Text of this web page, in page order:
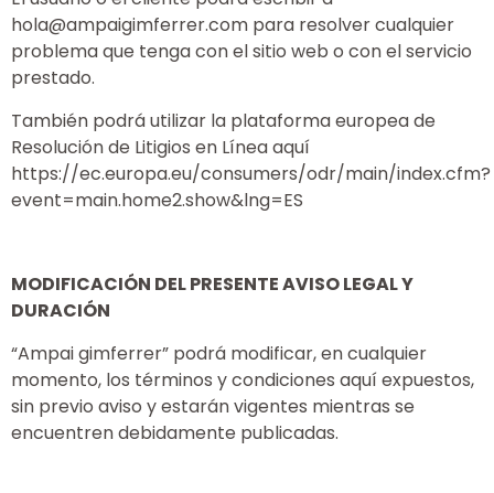
hola@ampaigimferrer.com para resolver cualquier
problema que tenga con el sitio web o con el servicio
prestado.
También podrá utilizar la plataforma europea de
Resolución de Litigios en Línea aquí
https://ec.europa.eu/consumers/odr/main/index.cfm?
event=main.home2.show&lng=ES
MODIFICACIÓN DEL PRESENTE AVISO LEGAL Y
DURACIÓN
“Ampai gimferrer” podrá modificar, en cualquier
momento, los términos y condiciones aquí expuestos,
sin previo aviso y estarán vigentes mientras se
encuentren debidamente publicadas.